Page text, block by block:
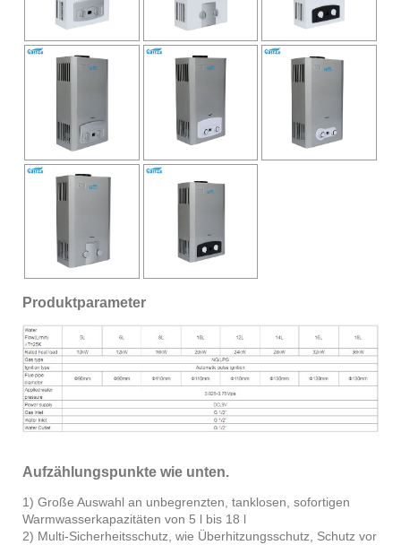
Produktparameter
Aufzählungspunkte wie unten.
1) Große Auswahl an unbegrenzten, tanklosen, sofortigen
Warmwasserkapazitäten von 5 l bis 18 l
2) Multi-Sicherheitsschutz, wie Überhitzungsschutz, Schutz vor